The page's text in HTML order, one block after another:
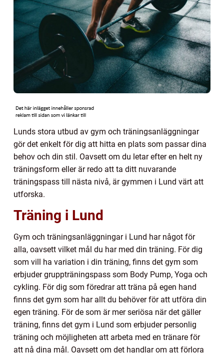
Lunds stora utbud av gym och träningsanläggningar
gör det enkelt för dig att hitta en plats som passar dina
behov och din stil. Oavsett om du letar efter en helt ny
träningsform eller är redo att ta ditt nuvarande
träningspass till nästa nivå, är gymmen i Lund värt att
utforska.
Träning i Lund
Gym och träningsanläggningar i Lund har något för
alla, oavsett vilket mål du har med din träning. För dig
som vill ha variation i din träning, finns det gym som
erbjuder gruppträningspass som Body Pump, Yoga och
cykling. För dig som föredrar att träna på egen hand
finns det gym som har allt du behöver för att utföra din
egen träning. För de som är mer seriösa när det gäller
träning, finns det gym i Lund som erbjuder personlig
träning och möjligheten att arbeta med en tränare för
att nå dina mål. Oavsett om det handlar om att förlora